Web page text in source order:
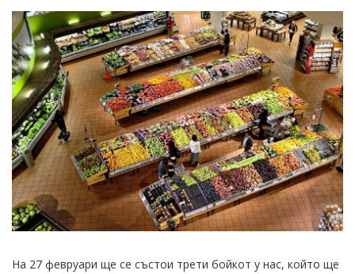
На 27 февруари ще се състои трети бойкот у нас, който ще